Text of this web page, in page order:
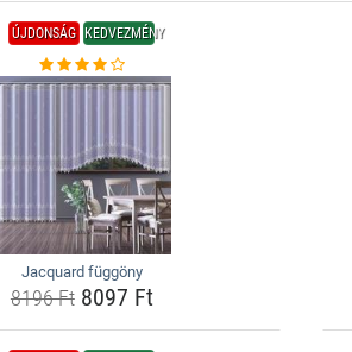
ÚJDONSÁG KEDVEZMÉNY
Jacquard függöny
8196 Ft8097 Ft